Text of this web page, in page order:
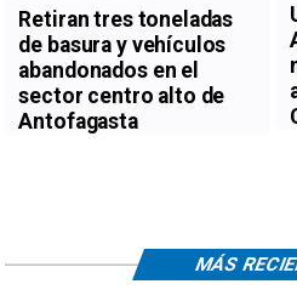
Retiran tres toneladas
de basura y vehículos
abandonados en el
sector centro alto de
Antofagasta
MÁS